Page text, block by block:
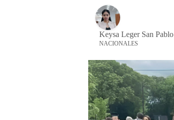
Keysa Leger San Pablo
NACIONALES